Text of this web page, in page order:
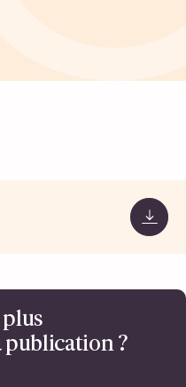
publication ?